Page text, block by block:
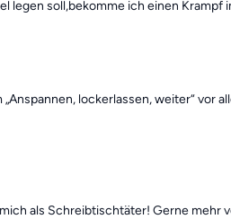
legen soll,bekomme ich einen
lockerlassen, weiter“ vor
als Schreibtischtäter! Gerne mehr